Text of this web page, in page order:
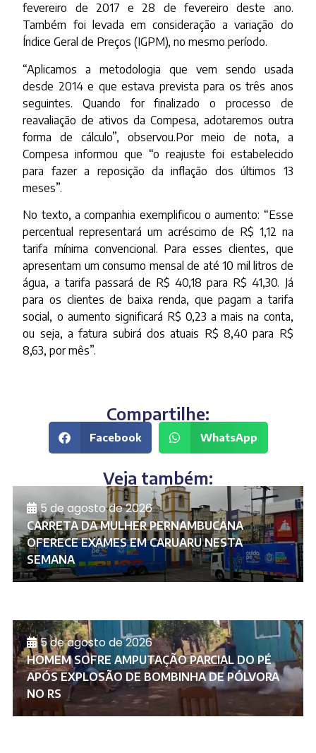
fevereiro de 2017 e 28 de fevereiro deste ano.
Também foi levada em consideração a variação do
Índice Geral de Preços (IGPM), no mesmo período.
“Aplicamos a metodologia que vem sendo usada
desde 2014 e que estava prevista para os três anos
seguintes. Quando for finalizado o processo de
reavaliação de ativos da Compesa, adotaremos outra
forma de cálculo”, observou.Por meio de nota, a
Compesa informou que “o reajuste foi estabelecido
para fazer a reposição da inflação dos últimos 13
meses”.
No texto, a companhia exemplificou o aumento: “Esse
percentual representará um acréscimo de R$ 1,12 na
tarifa mínima convencional. Para esses clientes, que
apresentam um consumo mensal de até 10 mil litros de
água, a tarifa passará de R$ 40,18 para R$ 41,30. Já
para os clientes de baixa renda, que pagam a tarifa
social, o aumento significará R$ 0,23 a mais na conta,
ou seja, a fatura subirá dos atuais R$ 8,40 para R$
8,63, por mês”.
Compartilhe:
Facebook WhatsApp
Veja também:
5 de agosto de 2026
CARRETA DA MULHER PERNAMBUCANA
OFERECE EXAMES EM CARUARU NESTA
SEMANA
5 de agosto de 2026
HOMEM SOFRE AMPUTAÇÃO PARCIAL DO PÉ
APÓS EXPLOSÃO DE BOMBINHA DE PÓLVORA
NO RS